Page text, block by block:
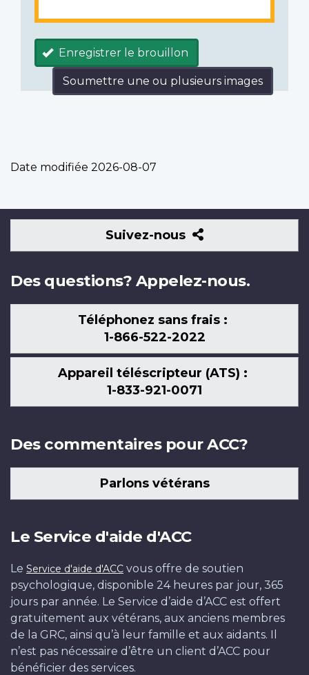
Enregistrer le brouillon
Soumettre une ou plusieurs images
Date modifiée 2026-08-07
Suivez-nous
Suivez-
nous
Des questions? Appelez-nous.
Téléphonez sans frais :
1-866-522-2022
Appareil téléscripteur (ATS) :
1-833-921-0071
Des commentaires pour ACC?
Parlons vétérans
Le Service d'aide d'ACC
Le Service d'aide d'ACC vous offre de soutien
psychologique, disponible 24 heures par jour, 365
jours par année. Le Service d’aide d’ACC est offert
gratuitement aux vétérans, aux anciens membres
de la GRC, ainsi qu’à leur famille et aux aidants. Il
n’est pas nécessaire d’être un client d’ACC pour
bénéficier des services.